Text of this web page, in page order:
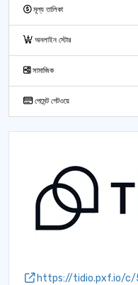
মূল্য তালিকা
অনলাইন স্টোর
সামাজিক
পেমেন্ট গেটওয়ে
https://tidio.pxf.io/c/